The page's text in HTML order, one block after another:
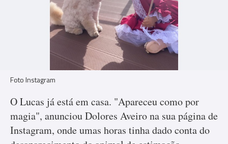
Foto Instagram
O Lucas já está em casa. "Apareceu como por
magia", anunciou Dolores Aveiro na sua página de
Instagram, onde umas horas tinha dado conta do